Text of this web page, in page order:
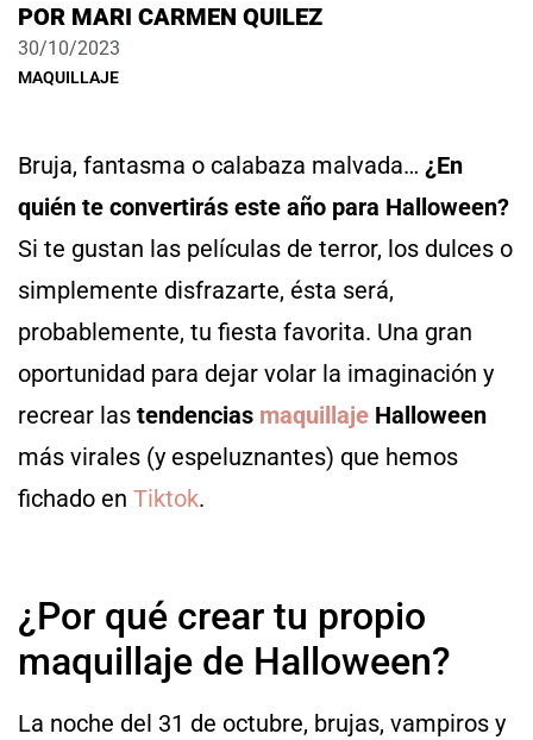
POR MARI CARMEN QUILEZ
30/10/2023
MAQUILLAJE
Bruja, fantasma o calabaza malvada… ¿En
quién te convertirás este año para Halloween?
Si te gustan las películas de terror, los dulces o
simplemente disfrazarte, ésta será,
probablemente, tu fiesta favorita. Una gran
oportunidad para dejar volar la imaginación y
recrear las tendencias maquillaje Halloween
más virales (y espeluznantes) que hemos
fichado en Tiktok.
¿Por qué crear tu propio
maquillaje de Halloween?
La noche del 31 de octubre, brujas, vampiros y